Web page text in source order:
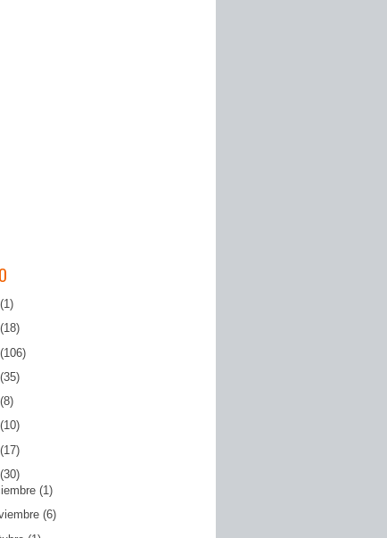
(1)
(18)
(106)
(35)
(8)
(10)
(17)
(30)
(1)
(6)